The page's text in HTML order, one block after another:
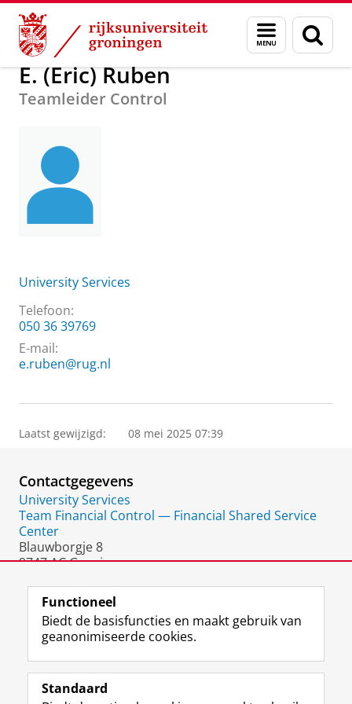
Skip
Content
Skip
Navigation
Menu
en
zoeken
Over ons E. (Eric) Ruben
E. (Eric) Ruben
Teamleider Control
University Services
Telefoon:
050 36 39769
E-mail:
e.ruben@rug.nl
Laatst gewijzigd: 08 mei 2025 07:39
Contactgegevens
University Services
Team Financial Control — Financial Shared Service
Center
Blauwborgje 8
9747 AC Groningen
Volg de RUG
F
a
L
i
R
S
I
n
Y
o
Functioneel
Biedt de basisfuncties en maakt gebruik van
geanonimiseerde cookies.
Standaard